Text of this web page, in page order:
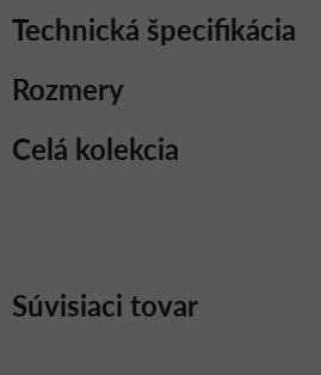
Celá kolekcia
Rozmery
Technická špecifikácia
Súvisiaci tovar